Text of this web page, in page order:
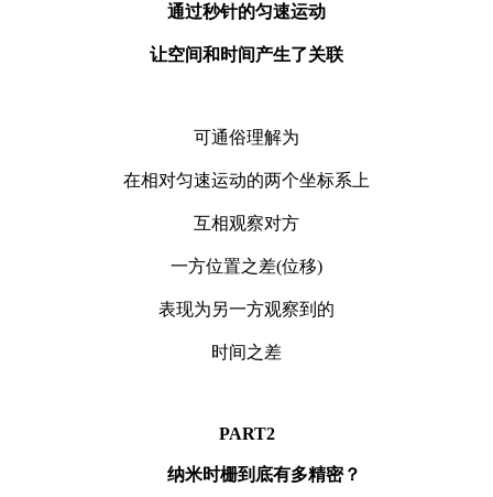
通过秒针的匀速运动
让空间和时间产生了关联
可通俗理解为
在相对匀速运动的两个坐标系上
互相观察对方
一方位置之差(位移)
表现为另一方观察到的
时间之差
PART2
纳米时栅到底有多精密？